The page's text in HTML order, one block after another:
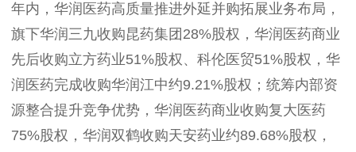
年内，华润医药高质量推进外延并购拓展业务布局 ，
旗下华润三九收购昆药集团 28%股权，华润医药商业
先后收购立方药业51%股权、科伦医贸51%股权 ，华
润医药完成收购华润江中约9.21%股权；统筹内部资
源整合提升竞争优势，华润医药商业收购复大医药
75%股权，华润双鹤收购天安药业约89.68%股权，